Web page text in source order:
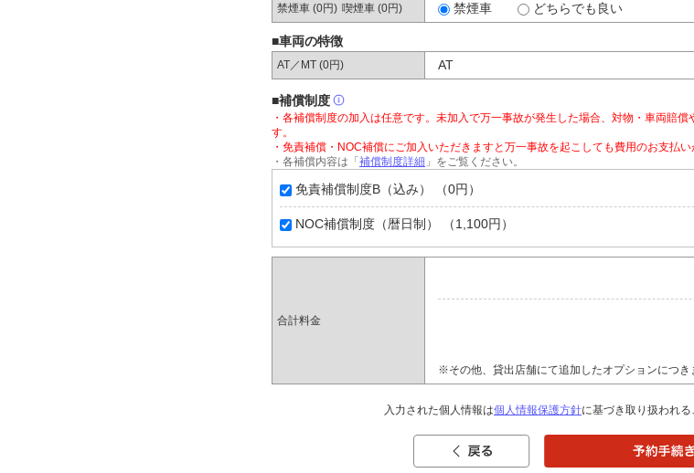
禁煙車 (0円) 喫煙車 (0円) 禁煙車 どちらでも良い
■車両の特徴
AT／MT (0円) AT
■補償制度
・各補償制度の加入は任意です。未加入で万一事故が発生した場合、対物・車両賠
す。
・免責補償・NOC補償にご加入いただきますと万一事故を起こしても費用のお支払い
・各補償内容は「 補償制度詳細 」をご覧ください。
免責補償制度B（込み） （0円）
NOC補償制度（暦日制） （1,100円）
合計料金
※その他、貸出店舗にて追加したオプションにつき
入力された個人情報は個人情報保護方針に基づき取り扱われる